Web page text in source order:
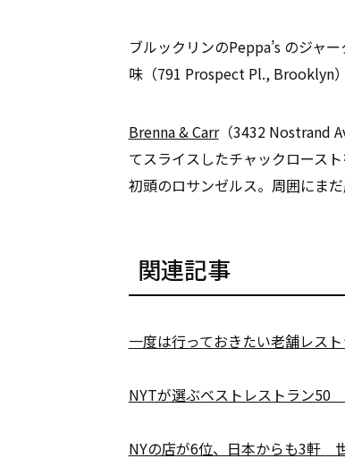
ブルックリンのPeppa’s のジャ
味（791 Prospect Pl., Brooklyn）
Brenna & Carr（3432 Nostrand
てスライスしたチャックロース
初頭のロサンゼルス。周囲にま
関連記事
一度は行っておきたい老舗レス
NYTが選ぶベストレストラン50
NYの店が6位、日本からも3軒